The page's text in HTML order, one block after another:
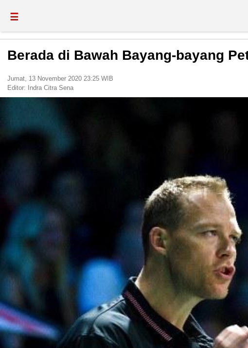
☰
Berada di Bawah Bayang-bayang
Jumat, 13 November 2020 23:25 WIB
Editor:
Indra Citra Sena